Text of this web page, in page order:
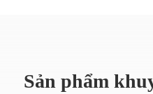
Sản phẩm